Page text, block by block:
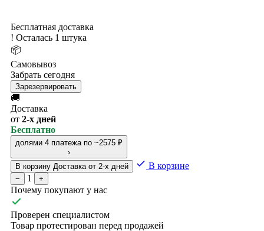
Бесплатная доставка
! Осталась 1 штука
📦
Самовывоз
Забрать сегодня
Зарезервировать
🚚
Доставка
от 2-х дней
Бесплатно
долями 4 платежа по ~2575 ₽
›
В корзину Доставка от 2-х дней В корзине
− 1 +
Почему покупают у нас
Проверен специалистом
Товар протестирован перед продажей